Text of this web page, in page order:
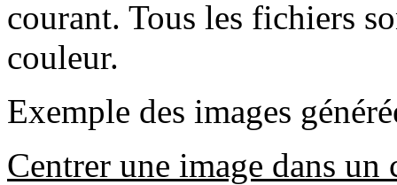
courant. Tous les fichiers
couleur.
Exemple des images
Centrer une image dans un